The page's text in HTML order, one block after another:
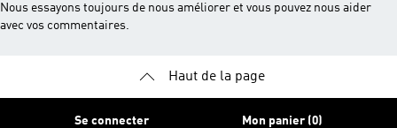
Nous essayons toujours de nous améliorer et vous pouvez nous aider
avec vos commentaires.
Haut de la page
Se connecter Mon panier (0)